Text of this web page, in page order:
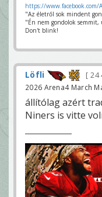
https://
"Az életről sok mindent
"Én nem gondolok semmit,
Don't blink!
Löfli 24
2026 Arena4 March
állítólag azért
Niners is vitte